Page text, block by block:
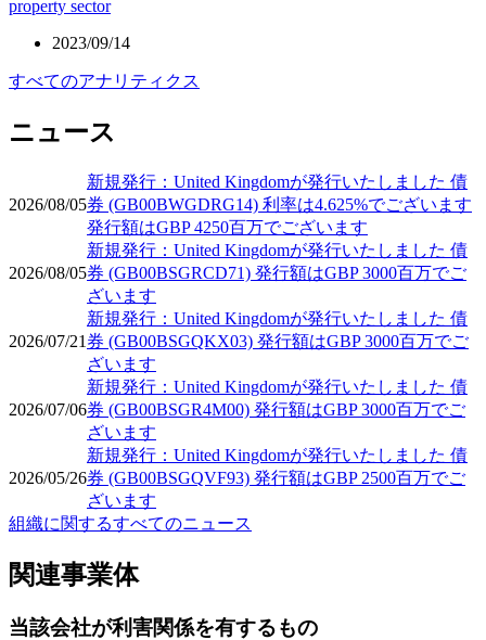
property sector
2023/09/14
すべてのアナリティクス
ニュース
2026/08/05
新規発行：United Kingdomが発行いたしました 債
券 (GB00BWGDRG14) 利率は4.625%でございます
発行額はGBP 4250百万でございます
2026/08/05
新規発行：United Kingdomが発行いたしました 債
券 (GB00BSGRCD71) 発行額はGBP 3000百万でご
ざいます
2026/07/21
新規発行：United Kingdomが発行いたしました 債
券 (GB00BSGQKX03) 発行額はGBP 3000百万でご
ざいます
2026/07/06
新規発行：United Kingdomが発行いたしました 債
券 (GB00BSGR4M00) 発行額はGBP 3000百万でご
ざいます
2026/05/26
新規発行：United Kingdomが発行いたしました 債
券 (GB00BSGQVF93) 発行額はGBP 2500百万でご
ざいます
組織に関するすべてのニュース
関連事業体
当該会社が利害関係を有するもの